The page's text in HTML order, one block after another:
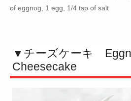
of eggnog, 1 egg, 1/4 tsp of salt
▼チーズケーキ
Cheesecake